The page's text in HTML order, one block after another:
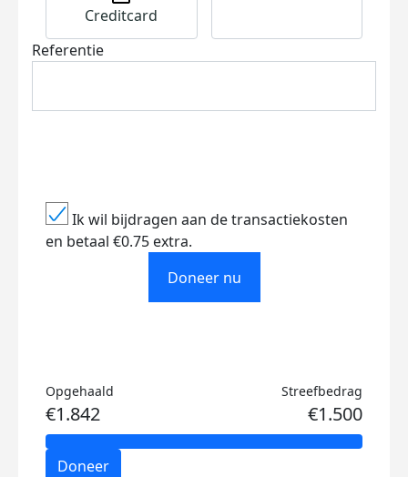
Creditcard
Referentie
Ik wil bijdragen aan de transactiekosten
en betaal €0.75 extra.
Doneer nu
Opgehaald
€1.842
Streefbedrag
€1.500
Doneer